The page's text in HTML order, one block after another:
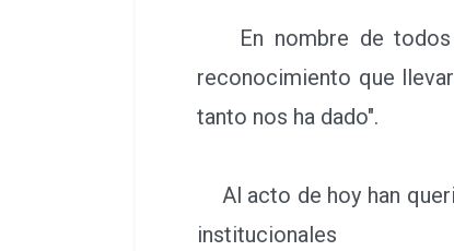
En nombre de todos
reconocimiento que
tanto nos ha dado".
Al acto de hoy han
institucionales